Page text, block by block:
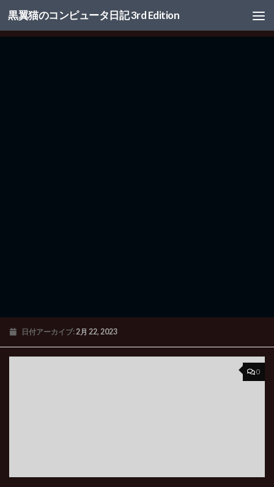
コンテンツへスキップ
黒翼猫のコンピュータ日記 3rd Edition
日付アーカイブ:2月 22, 2023
0